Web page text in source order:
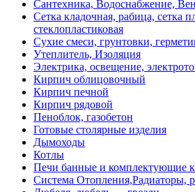
Сантехника, Водоснабжение,
Сетка кладочная, рабица, сетка
стеклопластиковая
Сухие смеси, грунтовки,
Утеплитель, Изоляция
Электрика, освещение,
Кирпич облицовочный
Кирпич печной
Кирпич рядовой
Пеноблок, газобетон
Готовые столярные изделия
Дымоходы
Котлы
Печи банные и комплектующие
Система Отопления,Радиаторы,